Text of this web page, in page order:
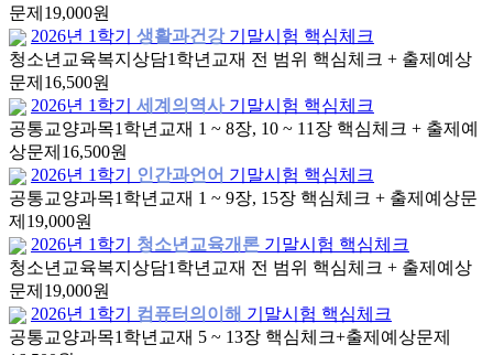
문제 19,000원
2026년 1학기
생활과건강 기말시험 핵심체크
청소년교육복지상담1학년 교재 전 범위 핵심체크 + 출제예상
문제 16,500원
2026년 1학기
세계의역사 기말시험 핵심체크
공통교양과목1학년 교재 1 ~ 8장, 10 ~ 11장 핵심체크 + 출제예
상문제 16,500원
2026년 1학기
인간과언어 기말시험 핵심체크
공통교양과목1학년 교재 1 ~ 9장, 15장 핵심체크 + 출제예상문
제 19,000원
2026년 1학기
청소년교육개론 기말시험 핵심체크
청소년교육복지상담1학년 교재 전 범위 핵심체크 + 출제예상
문제 19,000원
2026년 1학기
컴퓨터의이해 기말시험 핵심체크
공통교양과목1학년 교재 5 ~ 13장 핵심체크+출제예상문제